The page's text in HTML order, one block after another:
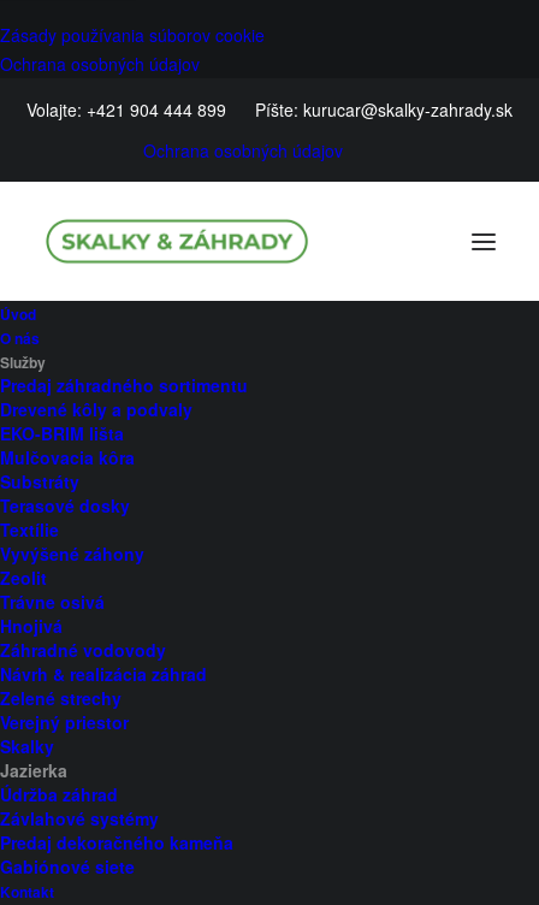
Zásady používania súborov cookie
Ochrana osobných údajov
Volajte: +421 904 444 899 Píšte: kurucar@skalky-zahrady.sk
Ochrana osobných údajov
Úvod
O nás
Služby
Predaj záhradného sortimentu
Drevené kôly a podvaly
EKO-BRIM lišta
Mulčovacia kôra
Substráty
Terasové dosky
Textílie
Vyvýšené záhony
Zeolit
Trávne osivá
Hnojivá
Záhradné vodovody
Návrh & realizácia záhrad
Zelené strechy
Verejný priestor
Skalky
Jazierka
Údržba záhrad
Závlahové systémy
Predaj dekoračného kameňa
Gabiónové siete
Kontakt
Jazierka
Okrasné - kúpacie –
kaskády – jazierka na
chov rýb
Predstavte si miesto, kde sa môžete zastaviť,
relaxovať a načerpať novú energiu. Záhradné
jazierko je presne to, čo vaša záhrada potrebuje!
Ponúkame vám realizáciu záhradných jazierok na
mieru, ktoré premenia vašu záhradu na oázu pokoja